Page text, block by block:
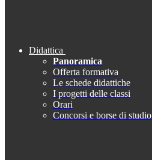
Didattica
Panoramica
Offerta formativa
Le schede didattiche
I progetti delle classi
Orari
Concorsi e borse di studio